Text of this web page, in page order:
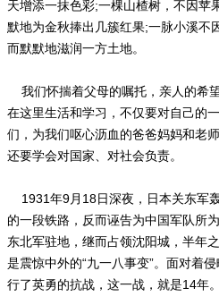
天增添一抹色彩;一棵山楂树，不因苹
默地为金秋捧出几簇红果;一脉小溪不
而默默地滋润一方土地。
我们怀揣着父母的嘱托，亲人的希
在这里生活和学习，不仅要对自己的
们，为我们呕心沥血的爸爸妈妈和老
还要学会对国家、对社会负责。
1931年9月18日深夜，日本关东军
的一段铁路，反而诬告为中国军队所
东北军驻地，继而占领沈阳城，半年
是震惊中外的“九一八事变”。面对着
行了英勇的抗战，这一战，就是14